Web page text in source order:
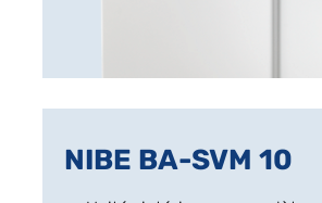
NIBE BA-SVM 10